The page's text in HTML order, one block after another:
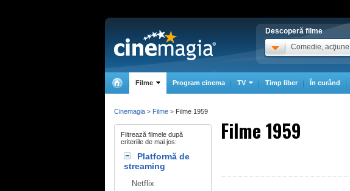
Descoperă filme
Comedie,
Filme Program cinema TV Timp liber În curând
Filme 1959
Filtrează filmele după
criteriile de mai jos:
Platformă de
streaming
Netflix
Cinemagia > Filme > Filme 1959